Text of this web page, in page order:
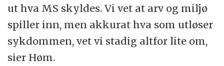
ut hva MS skyldes. Vi vet at arv og miljø
spiller inn, men akkurat hva som utløser
sykdommen, vet vi stadig altfor lite om,
sier Høm.